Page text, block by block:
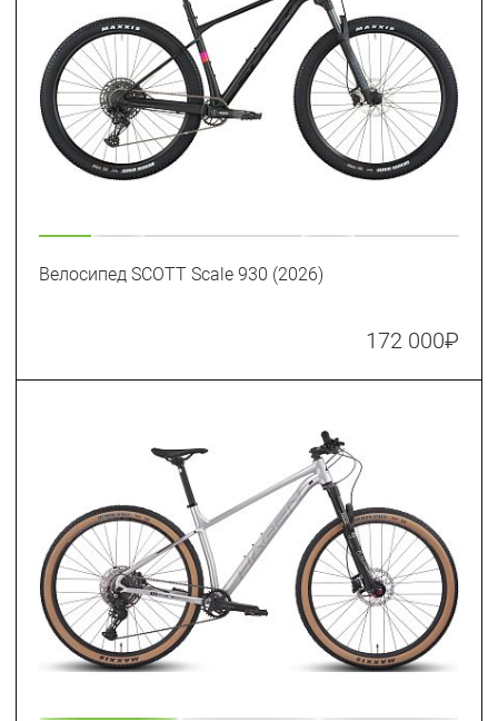
Велосипед SCOTT Scale 930 (2026)
172 000₽